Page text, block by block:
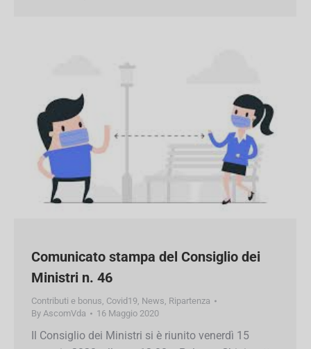
Comunicato stampa del Consiglio dei
Ministri n. 46
Contributi e bonus Covid19
ByAscomVda 16 Maggio 2020